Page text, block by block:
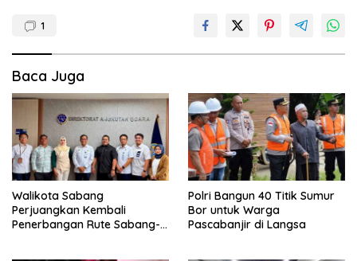
1
Baca Juga
Walikota Sabang
Perjuangkan Kembali
Penerbangan Rute Sabang-
Polri Bangun 40 Titik Sumur
Bor untuk Warga
Pascabanjir di Langsa